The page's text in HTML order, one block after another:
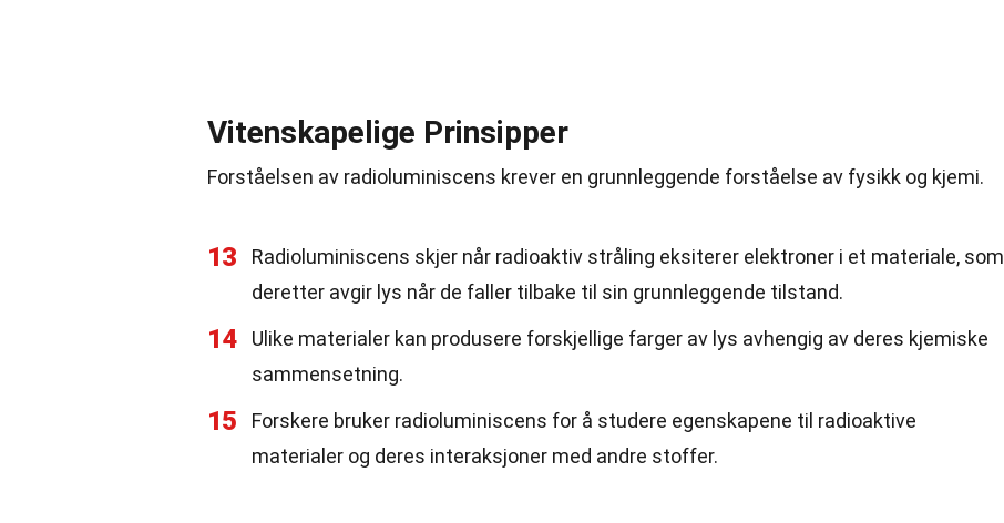
Vitenskapelige Prinsipper
Forståelsen av radioluminiscens krever en grunnleggende forståelse av fysikk og kjemi.
13
Radioluminiscens skjer når radioaktiv stråling eksiterer elektroner i et materiale, som
deretter avgir lys når de faller tilbake til sin grunnleggende tilstand.
14
Ulike materialer kan produsere forskjellige farger av lys avhengig av deres kjemiske
sammensetning.
15
Forskere bruker radioluminiscens for å studere egenskapene til radioaktive
materialer og deres interaksjoner med andre stoffer.